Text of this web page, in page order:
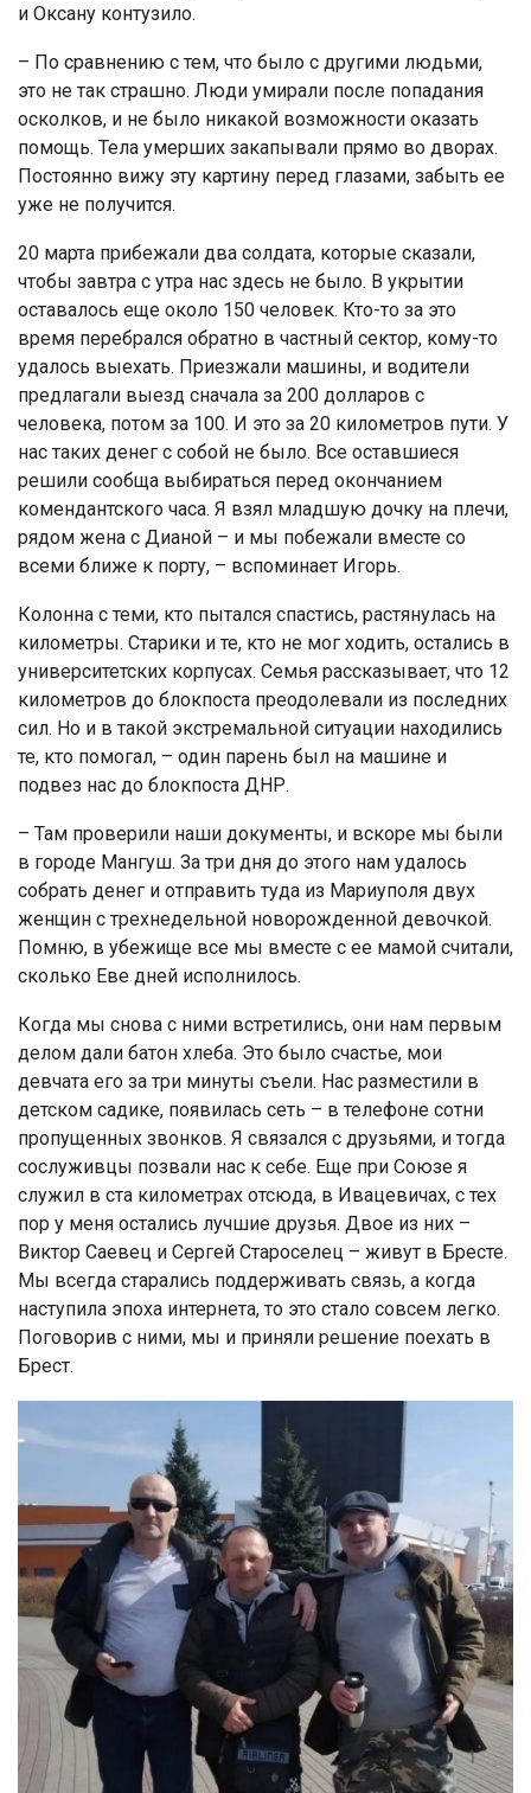
и Оксану контузило.
– По сравнению с тем, что было с другими людьми,
это не так страшно. Люди умирали после попадания
осколков, и не было никакой возможности оказать
помощь. Тела умерших закапывали прямо во дворах.
Постоянно вижу эту картину перед глазами, забыть ее
уже не получится.
20 марта прибежали два солдата, которые сказали,
чтобы завтра с утра нас здесь не было. В укрытии
оставалось еще около 150 человек. Кто-то за это
время перебрался обратно в частный сектор, кому-то
удалось выехать. Приезжали машины, и водители
предлагали выезд сначала за 200 долларов с
человека, потом за 100. И это за 20 километров пути. У
нас таких денег с собой не было. Все оставшиеся
решили сообща выбираться перед окончанием
комендантского часа. Я взял младшую дочку на плечи,
рядом жена с Дианой – и мы побежали вместе со
всеми ближе к порту, – вспоминает Игорь.
Колонна с теми, кто пытался спастись, растянулась на
километры. Старики и те, кто не мог ходить, остались в
университетских корпусах. Семья рассказывает, что 12
километров до блокпоста преодолевали из последних
сил. Но и в такой экстремальной ситуации находились
те, кто помогал, – один парень был на машине и
подвез нас до блокпоста ДНР.
– Там проверили наши документы, и вскоре мы были
в городе Мангуш. За три дня до этого нам удалось
собрать денег и отправить туда из Мариуполя двух
женщин с трехнедельной новорожденной девочкой.
Помню, в убежище все мы вместе с ее мамой считали,
сколько Еве дней исполнилось.
Когда мы снова с ними встретились, они нам первым
делом дали батон хлеба. Это было счастье, мои
девчата его за три минуты съели. Нас разместили в
детском садике, появилась сеть – в телефоне сотни
пропущенных звонков. Я связался с друзьями, и тогда
сослуживцы позвали нас к себе. Еще при Союзе я
служил в ста километрах отсюда, в Ивацевичах, с тех
пор у меня остались лучшие друзья. Двое из них –
Виктор Саевец и Сергей Староселец – живут в Бресте.
Мы всегда старались поддерживать связь, а когда
наступила эпоха интернета, то это стало совсем легко.
Поговорив с ними, мы и приняли решение поехать в
Брест.